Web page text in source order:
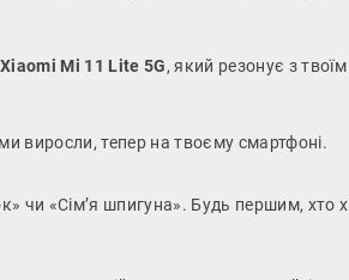
Mi 11 Lite 5G, який резонує з
виросли, тепер на твоєму смартфоні.
чи «Сім’я шпигуна». Будь першим, хто